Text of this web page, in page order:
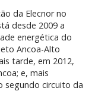
da Elecnor no
desde 2009 a
energética do
Ancoa-Alto
tarde, em 2012,
e, mais
segundo circuito da